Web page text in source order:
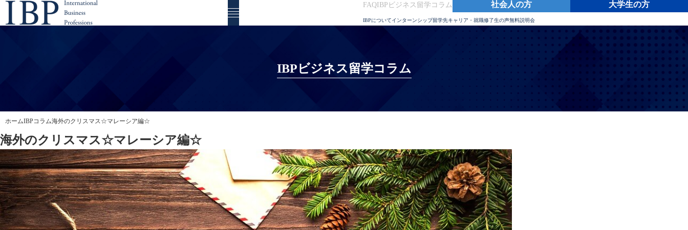
FAQIBPビジネス留学コラム 社会人の方 大学生の方
IBPについてインターンシップ留学先キャリア・就職修了生の声無料説明会
IBPビジネス留学コラム
ホームIBPコラム海外のクリスマス☆マレーシア編☆
海外のクリスマス☆マレーシア編☆